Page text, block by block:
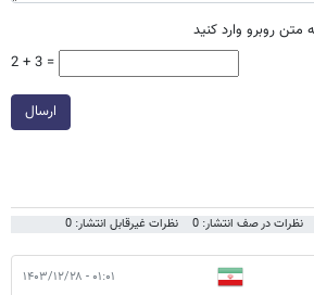
متن روبرو وارد کنید
2 + 3 =
ارسال
نظرات در صف انتشار: 0 نظرات غیرقابل انتشار: 0
۰۱:۰۱ - ۱۴۰۳/۱۲/۲۸